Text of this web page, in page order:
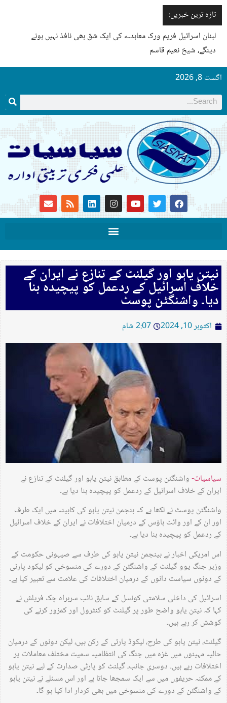
تازہ ترین خبریں:
لبنان اسرائیل فریم ورک معاہدے کی ایک شق بھی نافذ نہیں ہونے
دینگے، شیخ نعیم قاسم
اگست 8, 2026
نیتن یاہو اور گیلنٹ کے تنازع نے ایران کے
خلاف اسرائیل کے ردعمل کو پیچیدہ بنا
دیا۔ واشنگٹن پوسٹ
اکتوبر 10, 2024 2:07 شام
سیاسیات-واشنگٹن پوسٹ کے مطابق نیتن یاہو اور گیلنٹ کے تنازع نے
ایران کے خلاف اسرائیل کے ردعمل کو پیچیدہ بنا دیا ہے۔
واشنگٹن پوسٹ نے لکھا ہے کہ بنجمن نیتن یاہو کی کابینہ میں ایک طرف
اور ان کے اور وائٹ ہاؤس کے درمیان اختلافات نے ایران کے خلاف اسرائیل
کے ردعمل کو پیچیدہ بنا دیا ہے۔
اس امریکی اخبار نے بینجمن نیتن یاہو کی طرف سے صیہونی حکومت کے
وزیر جنگ یوو گیلنٹ کے واشنگٹن کے دورے کی منسوخی کو لیکود پارٹی
کے دونوں سیاست دانوں کے درمیان اختلافات کی علامت سے تعبیر کیا ہے۔
اسرائیل کی داخلی سلامتی کونسل کے سابق نائب سربراہ چک فریلش نے
کہا کہ نیتن یاہو واضح طور پر گیلنٹ کو کنٹرول اور کمزور کرنے کی
کوشش کر رہے ہیں۔
گیلنٹ، نیتن یاہو کی طرح، لیکوڈ پارٹی کے رکن ہیں، لیکن دونوں کے درمیان
حالیہ مہینوں میں غزہ میں جنگ کی انتظامیہ سمیت مختلف معاملات پر
اختلافات رہے ہیں۔ دوسری جانب، گیلنٹ کو پارٹی صدارت کے لیے نیتن یاہو
کے ممکنہ حریفوں میں سے ایک سمجھا جاتا ہے اور اس مسئلے نے نیتن یاہو
کے واشنگٹن کے دورے کی منسوخی میں بھی کردار ادا کیا ہو گا۔